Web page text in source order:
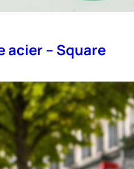
acier – Square